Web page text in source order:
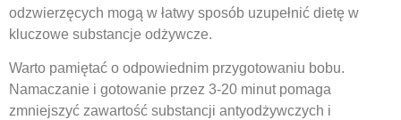
odzwierzęcych mogą w łatwy sposób uzupełnić dietę w
kluczowe substancje odżywcze.
Warto pamiętać o odpowiednim przygotowaniu bobu.
Namaczanie i gotowanie przez 3-20 minut pomaga
zmniejszyć zawartość substancji antyodżywczych i